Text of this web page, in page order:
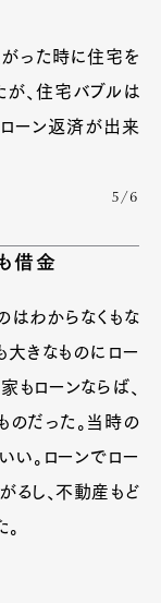
った時に住宅を
が、住宅バブルは
ーン返済が出来
5/6
借金
はわからなくもな
大きなものにロー
もローンならば、
のだった。当時の
い。ローンでロー
るし、不動産もど